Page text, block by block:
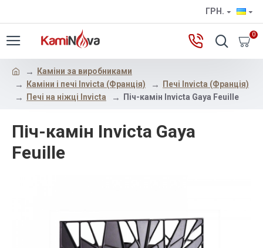
ГРН.
0
Каміни за виробниками
Каміни і печі Invicta (Франція)
Печі Invicta (Франція)
Печі на ніжці Invicta
Піч-камін Invicta Gaya Feuille
Піч-камін Invicta Gaya
Feuille